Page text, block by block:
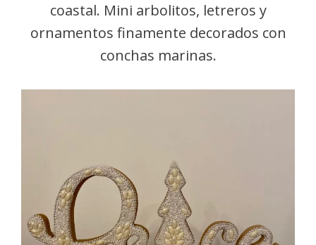
coastal. Mini arbolitos, letreros y
ornamentos finamente decorados con
conchas marinas.